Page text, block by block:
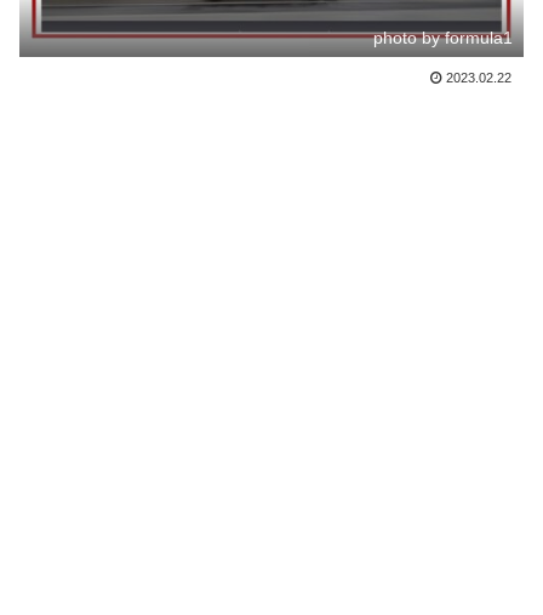
photo by formula1
2023.02.22